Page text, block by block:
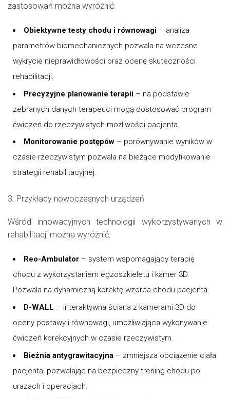
zastosowań można wyróżnić:
Obiektywne testy chodu i równowagi – analiza
parametrów biomechanicznych pozwala na wczesne
wykrycie nieprawidłowości oraz ocenę skuteczności
rehabilitacji.
Precyzyjne planowanie terapii – na podstawie
zebranych danych terapeuci mogą dostosować program
ćwiczeń do rzeczywistych możliwości pacjenta.
Monitorowanie postępów – porównywanie wyników w
czasie rzeczywistym pozwala na bieżące modyfikowanie
strategii rehabilitacyjnej.
3. Przykłady nowoczesnych urządzeń
Wśród innowacyjnych technologii wykorzystywanych w
rehabilitacji można wyróżnić:
Reo-Ambulator – system wspomagający terapię
chodu z wykorzystaniem egzoszkieletu i kamer 3D.
Pozwala na dynamiczną korektę wzorca chodu pacjenta.
D-WALL – interaktywna ściana z kamerami 3D do
oceny postawy i równowagi, umożliwiająca wykonywanie
ćwiczeń korekcyjnych w czasie rzeczywistym.
Bieżnia antygrawitacyjna – zmniejsza obciążenie ciała
pacjenta, pozwalając na bezpieczny trening chodu po
urazach i operacjach.